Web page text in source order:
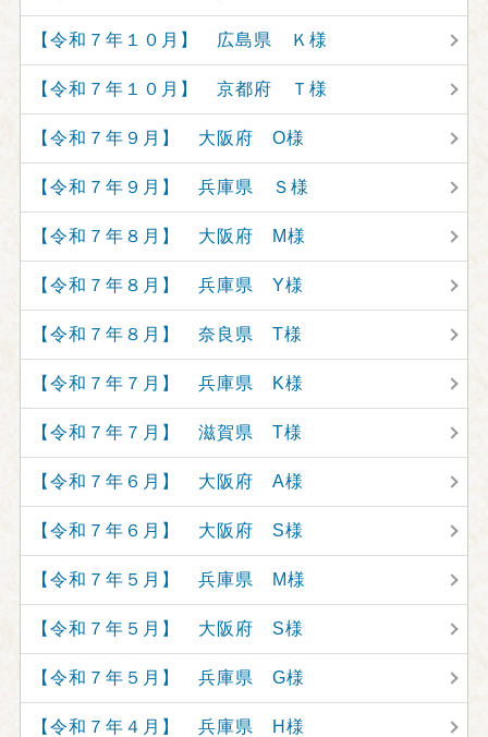
【令和７年１０月】 広島県 Ｋ様
【令和７年１０月】 京都府 Ｔ様
【令和７年９月】 大阪府 O様
【令和７年９月】 兵庫県 Ｓ様
【令和７年８月】 大阪府 M様
【令和７年８月】 兵庫県 Y様
【令和７年８月】 奈良県 T様
【令和７年７月】 兵庫県 K様
【令和７年７月】 滋賀県 T様
【令和７年６月】 大阪府 A様
【令和７年６月】 大阪府 S様
【令和７年５月】 兵庫県 M様
【令和７年５月】 大阪府 S様
【令和７年５月】 兵庫県 G様
【令和７年４月】 兵庫県 H様